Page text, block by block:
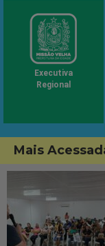
Executiva
Regional
Mais